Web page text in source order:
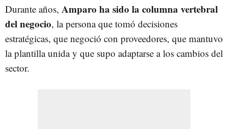
Durante años, Amparo ha sido la columna vertebral
del negocio, la persona que tomó decisiones
estratégicas, que negoció con proveedores, que mantuvo
la plantilla unida y que supo adaptarse a los cambios del
sector.